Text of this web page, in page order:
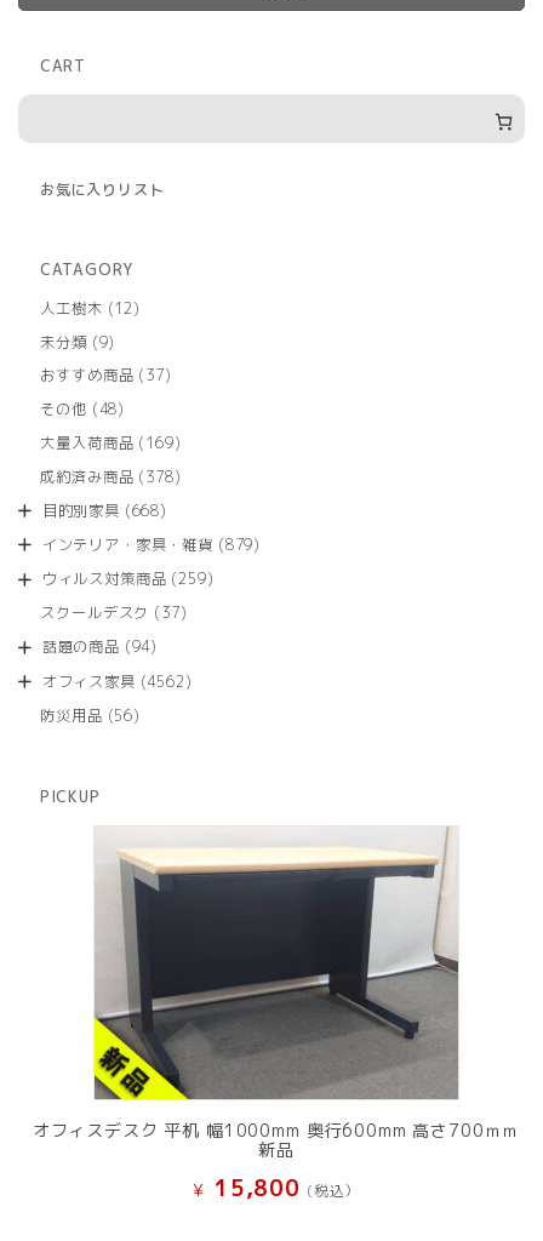
CART
お気に入りリスト
CATAGORY
人工樹木
1212
商
未分類 99
の
商
おすすめ商品 3737
商
その他 4848
の
商
大量入荷商品 169169
の
成約済み商品 378378
商
目的別家具 668668
の
商
インテリア・家具・雑貨 879879
ウィルス対策商品 259259
スクールデスク 3737
商
話題の商品 9494
の
オフィス家具 45624562
防災用品 5656
PICKUP
オフィスデスク 平机 幅1000mm 奥行600mm 高さ700ｍｍ
新品
¥ 15,800 (税込）